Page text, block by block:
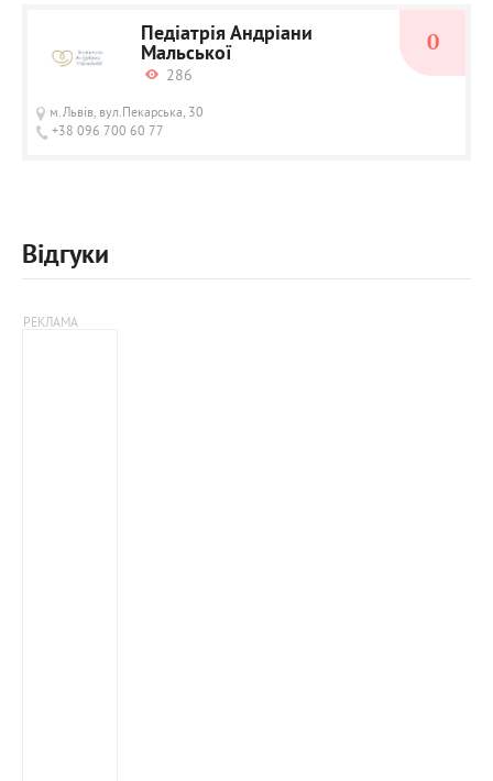
Педіатрія Андріани
Мальської
286
м.Львів, вул.Пекарська, 30
+38 096 700 60 77
0
Відгуки